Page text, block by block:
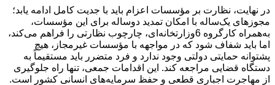
در نهایت، نظارت بر مؤسسات اعزام باید با جدیت کامل ادامه یابد؛
مجوزهای یک‌ساله با امکان تمدید دوساله برای این مؤسسات،
به‌همراه کارگروه 6وزارتخانه‌ای، چارچوب نظارتی را فراهم می‌کند،
اما باید شفاف شود که در مواجهه با مؤسسات غیرمجاز، هیچ
پشتوانه حمایتی دولتی وجود ندارد و فرد متضرر باید مستقیماً به
دستگاه قضایی مراجعه کند. این اقدامات جمعی، تنها راه جلوگیری
از مهاجرت اجباری قطعی و حفظ سرمایه‌های انسانی کشور است.